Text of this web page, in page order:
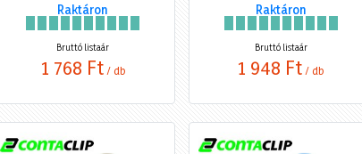
Raktáron
Bruttó listaár
1 768 Ft / db
Raktáron
Bruttó listaár
1 948 Ft / db